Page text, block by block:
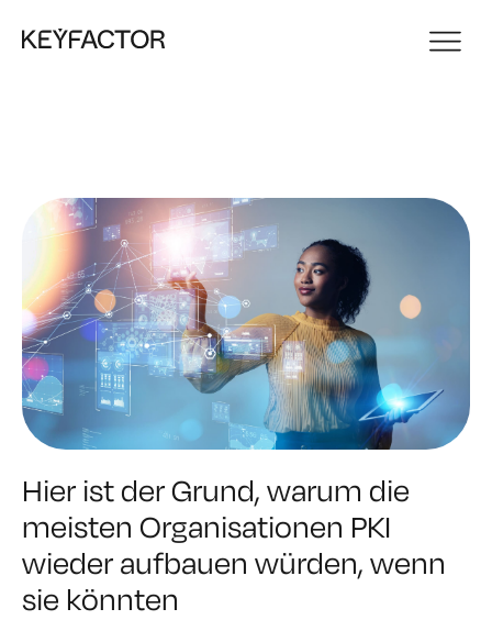
Hier ist der Grund, warum die
meisten Organisationen PKI
wieder aufbauen würden, wenn
sie könnten